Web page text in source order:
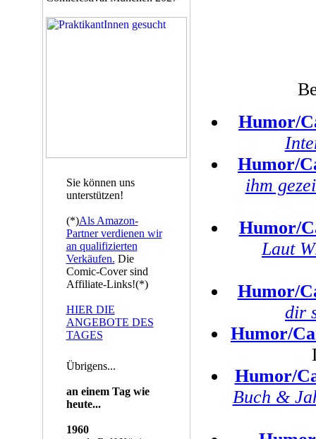
Sie können uns
unterstützen!
(*)Als Amazon-
Partner verdienen wir
an qualifizierten
Verkäufen. Die
Comic-Cover sind
Affiliate-Links!(*)
HIER DIE
ANGEBOTE DES
TAGES
Übrigens...
an einem Tag wie
heute...
1960
Humor/
Humor/
ihm
Humor/
Laut
Humor/
dir
Humor/
Humor/
Buch &